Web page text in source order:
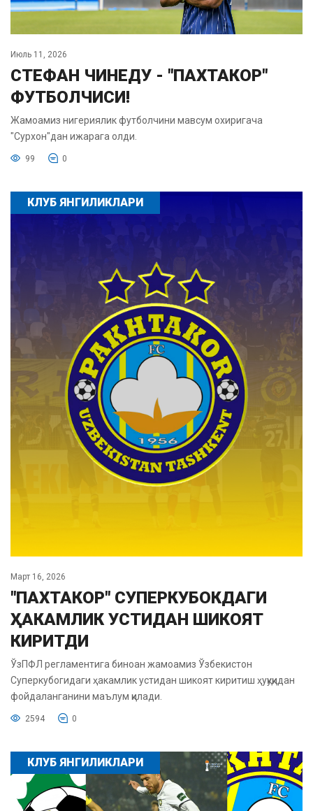
Июль 11, 2026
СТЕФАН ЧИНЕДУ - "ПАХТАКОР"
ФУТБОЛЧИСИ!
Жамоамиз нигериялик футболчини мавсум охиригача
"Сурхон"дан ижарага олди.
99 0
КЛУБ ЯНГИЛИКЛАРИ
Март 16, 2026
"ПАХТАКОР" СУПЕРКУБОКДАГИ
ҲАКАМЛИК УСТИДАН ШИКОЯТ
КИРИТДИ
ЎзПФЛ регламентига биноан жамоамиз Ўзбекистон
Суперкубогидаги ҳакамлик устидан шикоят киритиш ҳуқуқидан
фойдаланганини маълум қилади.
2594 0
КЛУБ ЯНГИЛИКЛАРИ